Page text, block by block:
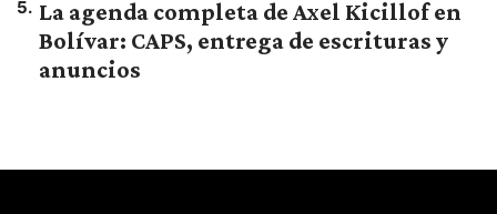
5. La agenda completa de Axel Kicillof en
Bolívar: CAPS, entrega de escrituras y
anuncios